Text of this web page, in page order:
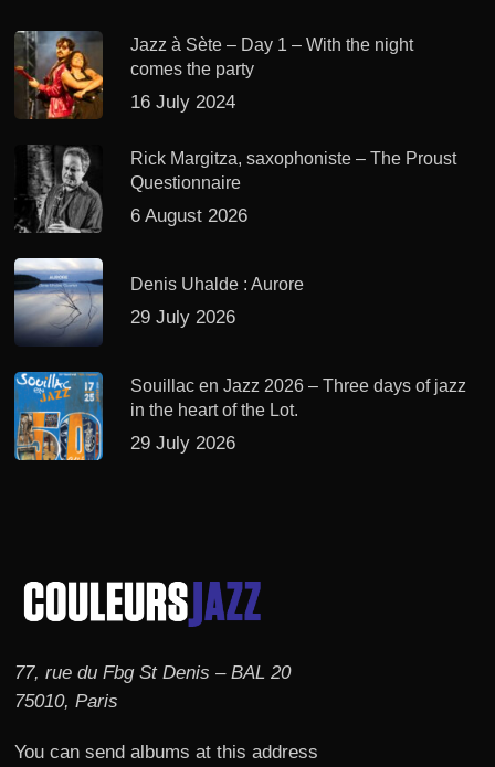
Jazz à Sète – Day 1 – With the night
comes the party
16 July 2024
Rick Margitza, saxophoniste – The Proust
Questionnaire
6 August 2026
Denis Uhalde : Aurore
29 July 2026
Souillac en Jazz 2026 – Three days of jazz
in the heart of the Lot.
29 July 2026
77, rue du Fbg St Denis – BAL 20
75010, Paris
You can send albums at this address